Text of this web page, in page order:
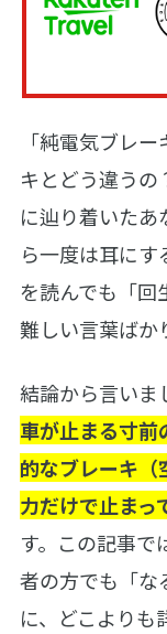
「純電気ブレ
キとどう違う
に辿り着いた
ら一度は耳に
を読んでも「回
難しい言葉ばか
結論から言いま
車が止まる寸前
的なブレーキ（
力だけで止まっ
す。この記事
者の方でも「な
に、どこより